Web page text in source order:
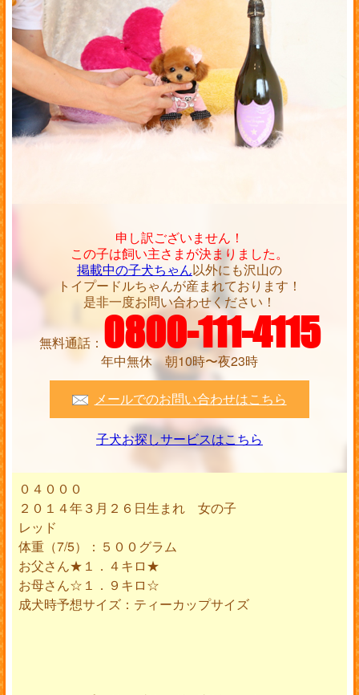
申し訳ございません！
この子は飼い主さまが決まりました。
掲載中の子犬ちゃん以外にも沢山の
トイプードルちゃんが産まれております！
是非一度お問い合わせください！
無料通話： 0800-111-4115
年中無休 朝10時〜夜23時
メールでのお問い合わせはこちら
子犬お探しサービスはこちら
０４０００
２０１４年３月２６日生まれ 女の子
レッド
体重（7/5）：５００グラム
お父さん★１．４キロ★
お母さん☆１．９キロ☆
成犬時予想サイズ：ティーカップサイズ